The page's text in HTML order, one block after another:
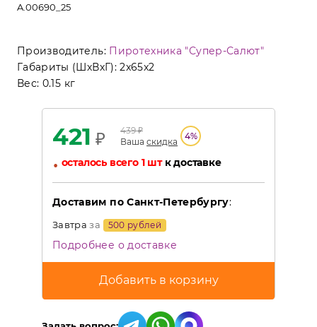
A.00690_25
Производитель: Пиротехника "Супер-Салют"
Габариты (ШхВхГ):2x65x2
Вес: 0.15 кг
421 ₽ 439₽
Ваша скидка
4%
• осталось всего 1 штк доставке
Доставим по Санкт-Петербургу:
Завтраза 500 рублей
Подробнее о доставке